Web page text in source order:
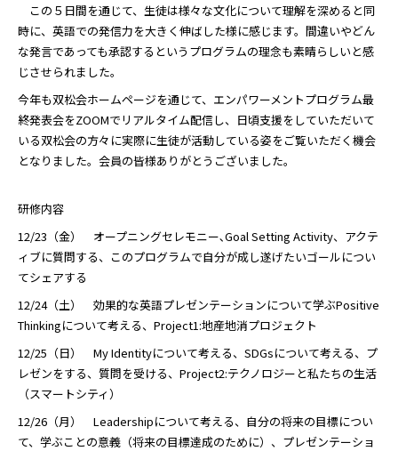
この５日間を通じて、生徒は様々な文化について理解を深めると同
時に、英語での発信力を大きく伸ばした様に感じます。間違いやどん
な発言であっても承認するというプログラムの理念も素晴らしいと感
じさせられました。
今年も双松会ホームページを通じて、エンパワーメントプログラム最
終発表会をZOOMでリアルタイム配信し、日頃支援をしていただいて
いる双松会の方々に実際に生徒が活動している姿をご覧いただく機会
となりました。会員の皆様ありがとうございました。
研修内容
12/23（金） オープニングセレモニー､Goal Setting Activity、アクテ
ィブに質問する、このプログラムで自分が成し遂げたいゴールについ
てシェアする
12/24（土） 効果的な英語プレゼンテーションについて学ぶPositive
Thinkingについて考える、Project1:地産地消プロジェクト
12/25（日） My Identityについて考える、SDGsについて考える、プ
レゼンをする、質問を受ける、Project2:テクノロジーと私たちの生活
（スマートシティ）
12/26（月） Leadershipについて考える、自分の将来の目標につい
て、学ぶことの意義（将来の目標達成のために）、プレゼンテーショ